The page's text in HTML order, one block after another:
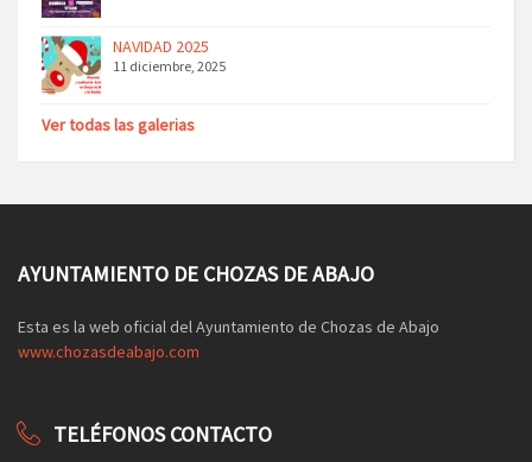
NAVIDAD 2025
11 diciembre, 2025
Ver todas las galerias
AYUNTAMIENTO DE CHOZAS DE ABAJO
Esta es la web oficial del Ayuntamiento de Chozas de Abajo
www.chozasdeabajo.com
TELÉFONOS CONTACTO